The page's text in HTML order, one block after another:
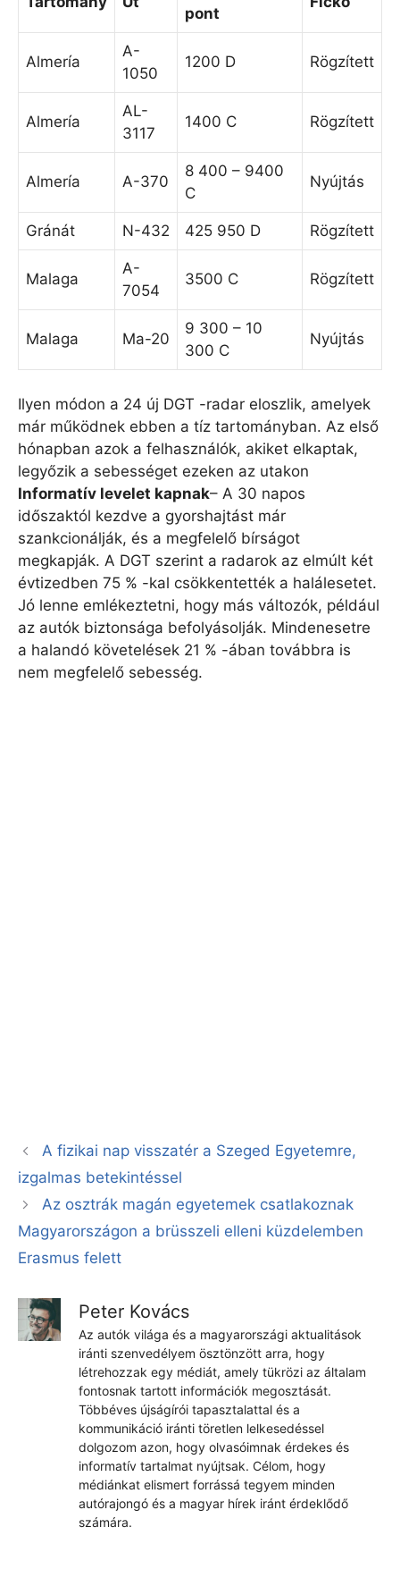
pont
Almería
A-
1050
1200 D Rögzített
Almería
AL-
3117
1400 C Rögzített
Almería A-370
8 400 – 9400
C
Nyújtás
Gránát N-432 425 950 D Rögzített
Malaga
A-
7054
3500 C Rögzített
Malaga Ma-20
9 300 – 10
300 C
Nyújtás
Ilyen módon a 24 új DGT -radar eloszlik, amelyek
már működnek ebben a tíz tartományban. Az első
hónapban azok a felhasználók, akiket elkaptak,
legyőzik a sebességet ezeken az utakon
Informatív levelet kapnak– A 30 napos
időszaktól kezdve a gyorshajtást már
szankcionálják, és a megfelelő bírságot
megkapják. A DGT szerint a radarok az elmúlt két
évtizedben 75 % -kal csökkentették a halálesetet.
Jó lenne emlékeztetni, hogy más változók, például
az autók biztonsága befolyásolják. Mindenesetre
a halandó követelések 21 % -ában továbbra is
nem megfelelő sebesség.
A fizikai nap visszatér a Szeged Egyetemre,
izgalmas betekintéssel
Az osztrák magán egyetemek csatlakoznak
Magyarországon a brüsszeli elleni küzdelemben
Erasmus felett
Peter Kovács
Az autók világa és a magyarországi aktualitások
iránti szenvedélyem ösztönzött arra, hogy
létrehozzak egy médiát, amely tükrözi az általam
fontosnak tartott információk megosztását.
Többéves újságírói tapasztalattal és a
kommunikáció iránti töretlen lelkesedéssel
dolgozom azon, hogy olvasóimnak érdekes és
informatív tartalmat nyújtsak. Célom, hogy
médiánkat elismert forrássá tegyem minden
autórajongó és a magyar hírek iránt érdeklődő
számára.